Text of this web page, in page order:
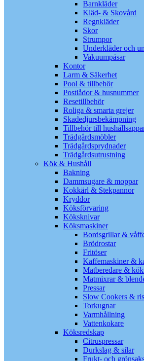
Barnkläder
Kläd- & Skovård
Regnkläder
Skor
Strumpor
Underkläder och
Vakuumpåsar
Kontor
Larm & Säkerhet
Pool & tillbehör
Postlådor & husnummer
Resetillbehör
Roliga & smarta grejer
Skadedjursbekämpning
Tillbehör till
Trädgårdsmöbler
Trädgårdsprydnader
Trädgårdsutrustning
Kök & Hushåll
Bakning
Dammsugare & moppar
Kokkärl & Stekpannor
Kryddor
Köksförvaring
Köksknivar
Köksmaskiner
Bordsgrillar &
Brödrostar
Fritöser
Kaffemaskiner &
Matberedare &
Matmixrar &
Pressar
Slow Cookers &
Torkugnar
Varmhållning
Vattenkokare
Köksredskap
Citruspressar
Durkslag & silar
Frukt- och